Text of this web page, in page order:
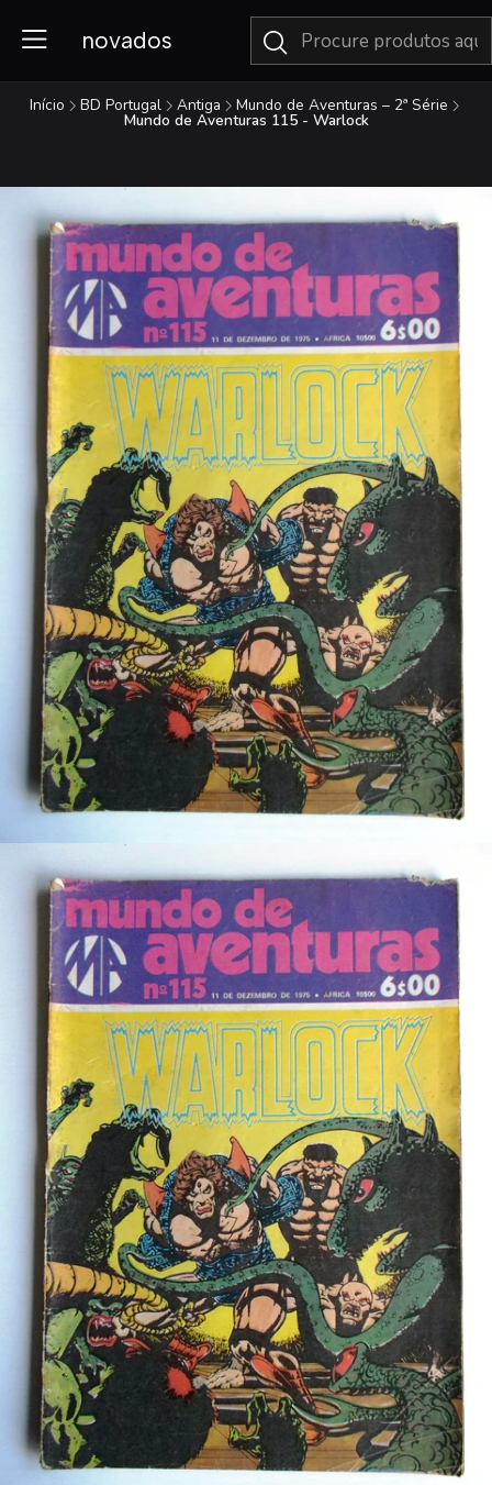
novados
Início BD Portugal Antiga Mundo de Aventuras – 2ª Série
Mundo de Aventuras 115 - Warlock